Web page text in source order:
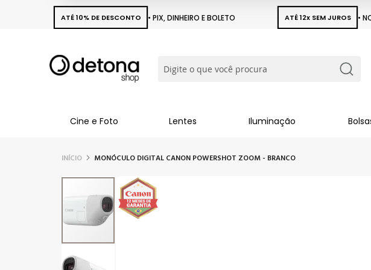
ATÉ 10% DE DESCONTO • PIX, DINHEIRO E BOLETO ATÉ 12x SEM JUROS •
Busca
Cine e Foto Lentes Iluminação
INÍCIO MONÓCULO DIGITAL CANON POWERSHOT ZOOM - BRANCO
Pular
o
final
Galeria
de
imagens